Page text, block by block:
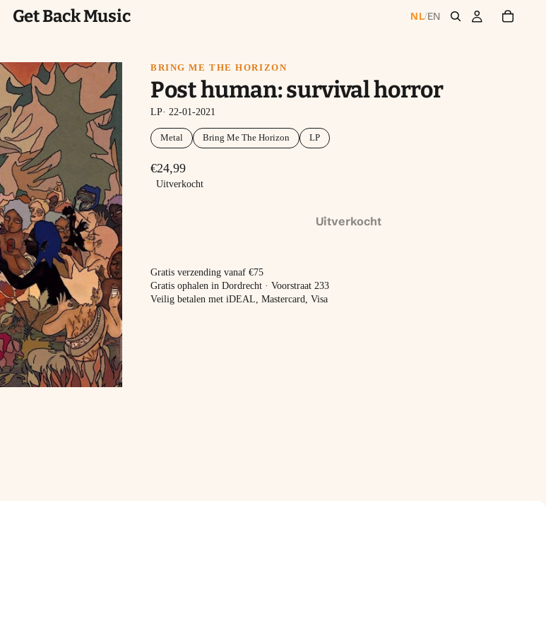
Get Back Music NL/EN
BRING ME THE HORIZON
Post human: survival horror
LP· 22-01-2021
Metal Bring Me The Horizon LP
€24,99
Uitverkocht
Uitverkocht
Gratis verzending vanaf €75
Gratis ophalen in Dordrecht · Voorstraat 233
Veilig betalen met iDEAL, Mastercard, Visa